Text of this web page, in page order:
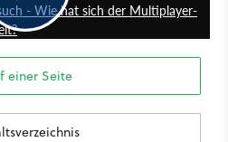
- Wie hat sich der Multiplayer-
einer Seite